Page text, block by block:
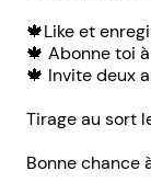
🍁Like et
🍁 Abonne toi
🍁 Invite deux
Tirage au sort
Bonne chance